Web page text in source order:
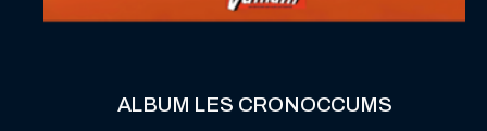
ALBUM LES CRONOCCUMS